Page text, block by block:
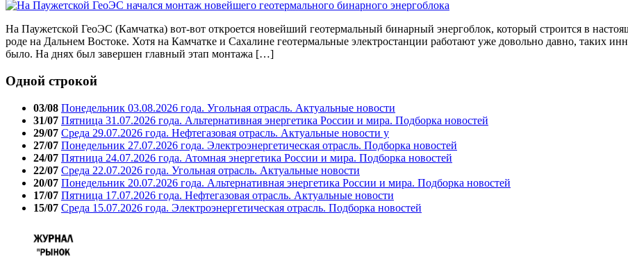
На Паужетской ГеоЭС (Камчатка) вот-вот откроется новейший геотермальный бинарный энергоблок, который строится в
роде на Дальнем Востоке. Хотя на Камчатке и Сахалине геотермальные электростанции работают уже довольно давно, таких
было. На днях был завершен главный этап монтажа […]
Одной строкой
03/08 Понедельник 03.08.2026 года. Угольная отрасль. Актуальные новости
31/07 Пятница 31.07.2026 года. Альтернативная энергетика России и мира. Подборка новостей
29/07 Среда 29.07.2026 года. Нефтегазовая отрасль. Актуальные новости у
27/07 Понедельник 27.07.2026 года. Электроэнергетическая отрасль. Подборка новостей
24/07 Пятница 24.07.2026 года. Атомная энергетика России и мира. Подборка новостей
22/07 Среда 22.07.2026 года. Угольная отрасль. Актуальные новости
20/07 Понедельник 20.07.2026 года. Альтернативная энергетика России и мира. Подборка новостей
17/07 Пятница 17.07.2026 года. Нефтегазовая отрасль. Актуальные новости
15/07 Среда 15.07.2026 года. Электроэнергетическая отрасль. Подборка новостей